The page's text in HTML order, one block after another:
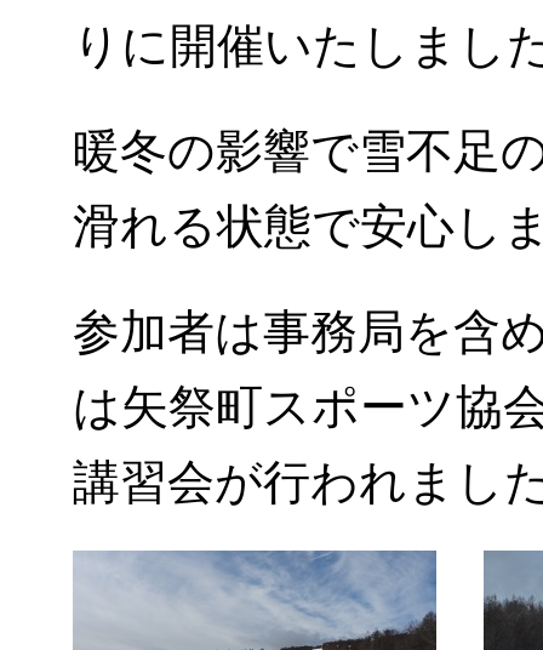
りに開催いたしまし
暖冬の影響で雪不足
滑れる状態で安心し
参加者は事務局を含
は矢祭町スポーツ協
講習会が行われまし